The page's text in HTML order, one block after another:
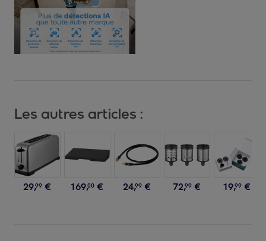
Les autres articles :
29,99 € 169,00 € 24,99 € 72,99 € 19,99 €